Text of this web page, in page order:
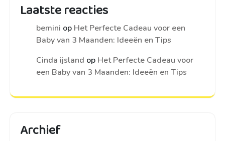
Laatste reacties
bemini op Het Perfecte Cadeau voor een
Baby van 3 Maanden: Ideeën en Tips
Cinda ijsland op Het Perfecte Cadeau voor
een Baby van 3 Maanden: Ideeën en Tips
Archief